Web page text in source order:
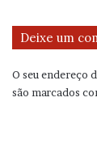
Deixe um
O seu endereço
são marcados